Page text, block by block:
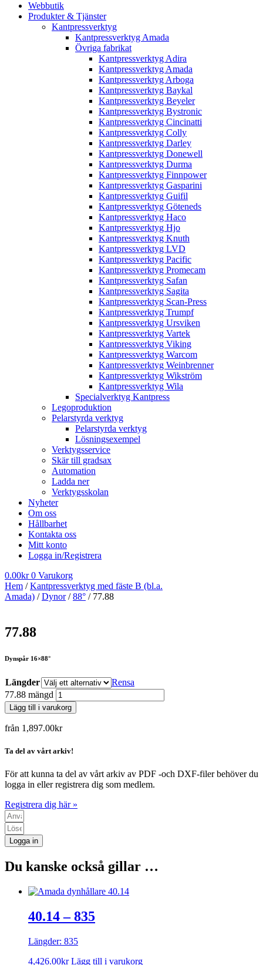
Webbutik
Produkter & Tjänster
Kantpressverktyg
Kantpressverktyg Amada
Övriga fabrikat
Kantpressverktyg Adira
Kantpressverktyg Amada
Kantpressverktyg Arboga
Kantpressverktyg Baykal
Kantpressverktyg Beyeler
Kantpressverktyg Bystronic
Kantpressverktyg Cincinatti
Kantpressverktyg Colly
Kantpressverktyg Darley
Kantpressverktyg Donewell
Kantpressverktyg Durma
Kantpressverktyg Finnpower
Kantpressverktyg Gasparini
Kantpressverktyg Guifil
Kantpressverktyg Göteneds
Kantpressverktyg Haco
Kantpressverktyg Hjo
Kantpressverktyg Knuth
Kantpressverktyg LVD
Kantpressverktyg Pacific
Kantpressverktyg Promecam
Kantpressverktyg Safan
Kantpressverktyg Sagita
Kantpressverktyg Scan-Press
Kantpressverktyg Trumpf
Kantpressverktyg Ursviken
Kantpressverktyg Vartek
Kantpressverktyg Viking
Kantpressverktyg Warcom
Kantpressverktyg Weinbrenner
Kantpressverktyg Wikström
Kantpressverktyg Wila
Specialverktyg Kantpress
Legoproduktion
Pelarstyrda verktyg
Pelarstyrda verktyg
Lösningsexempel
Verktygsservice
Skär till gradsax
Automation
Ladda ner
Verktygsskolan
Nyheter
Om oss
Hållbarhet
Kontakta oss
Mitt konto
Logga in/Registrera
0.00kr 0 Varukorg
Hem /Kantpressverktyg med fäste B (bl.a.
Amada) /Dynor/88° / 77.88
77.88
Dynspår 16×88°
Längder
Rensa
77.88 mängd
Lägg till i varukorg
från 1,897.00kr
Ta del av vårt arkiv!
För att kunna ta del av vårt arkiv av PDF -och DXF-filer behöver du
logga in eller registrera dig som medlem.
Registrera dig här »
Logga in
Du kanske också gillar …
40.14 – 835
Längder: 835
4,426.00kr Lägg till i varukorg